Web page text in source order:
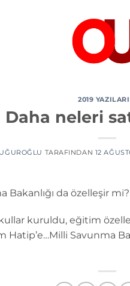
2019
Daha neleri
TARAFINDAN 12
Bakanlığı da özelleşir
kuruldu, eğitim
Savunma